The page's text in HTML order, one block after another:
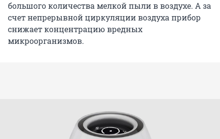
большого количества мелкой пыли в воздухе. А за
счет непрерывной циркуляции воздуха прибор
снижает концентрацию вредных
микроорганизмов.